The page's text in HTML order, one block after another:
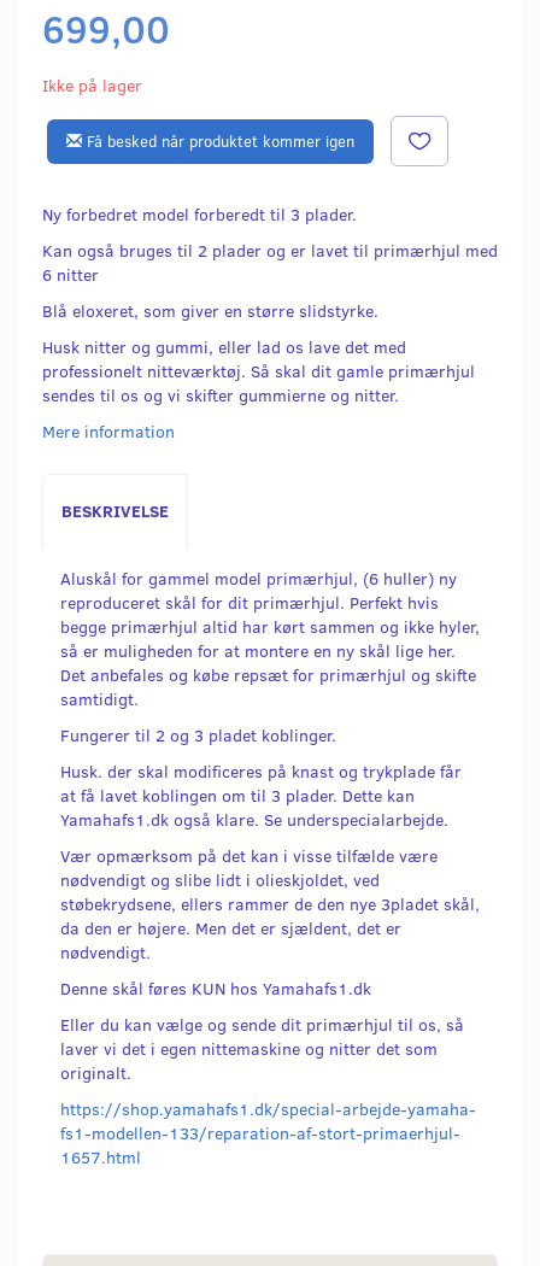
699,00
Ikke på lager
Få besked når produktet kommer igen
Ny forbedret model forberedt til 3 plader.
Kan også bruges til 2 plader og er lavet til primærhjul med
6 nitter
Blå eloxeret, som giver en større slidstyrke.
Husk nitter og gummi, eller lad os lave det med
professionelt nitteværktøj. Så skal dit gamle primærhjul
sendes til os og vi skifter gummierne og nitter.
Mere information
BESKRIVELSE
Aluskål for gammel model primærhjul, (6 huller) ny
reproduceret skål for dit primærhjul. Perfekt hvis
begge primærhjul altid har kørt sammen og ikke hyler,
så er muligheden for at montere en ny skål lige her.
Det anbefales og købe repsæt for primærhjul og skifte
samtidigt.
Fungerer til 2 og 3 pladet koblinger.
Husk. der skal modificeres på knast og trykplade får
at få lavet koblingen om til 3 plader. Dette kan
Yamahafs1.dk også klare. Se underspecialarbejde.
Vær opmærksom på det kan i visse tilfælde være
nødvendigt og slibe lidt i olieskjoldet, ved
støbekrydsene, ellers rammer de den nye 3pladet skål,
da den er højere. Men det er sjældent, det er
nødvendigt.
Denne skål føres KUN hos Yamahafs1.dk
Eller du kan vælge og sende dit primærhjul til os, så
laver vi det i egen nittemaskine og nitter det som
originalt.
https://shop.yamahafs1.dk/special-arbejde-yamaha-
fs1-modellen-133/reparation-af-stort-primaerhjul-
1657.html